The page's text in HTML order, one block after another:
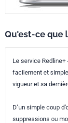
Qu'est-ce que
Le service
facilement et
vigueur et sa
D’un simple coup
suppressions ou